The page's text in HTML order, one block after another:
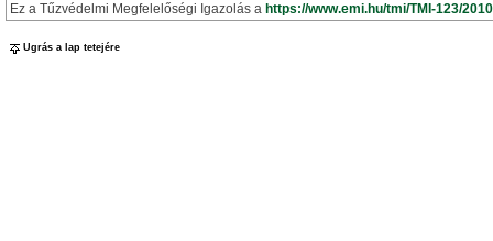
Ez a Tűzvédelmi Megfelelőségi Igazolás a https://www.emi.hu/tmi/TMI-123/2010
Ugrás a lap tetejére